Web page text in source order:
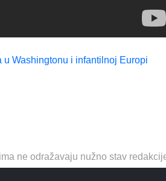
Washingtonu i infantilnoj Europi
ne odražavaju nužno stav